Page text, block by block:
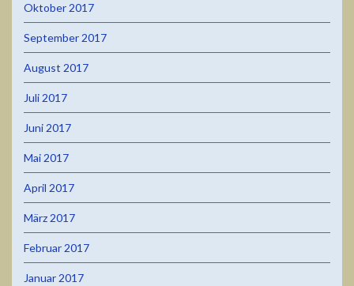
Oktober 2017
September 2017
August 2017
Juli 2017
Juni 2017
Mai 2017
April 2017
März 2017
Februar 2017
Januar 2017